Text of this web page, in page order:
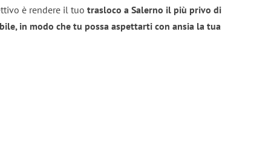
è rendere il tuo trasloco a Salerno il più privo di
in modo che tu possa aspettarti con ansia la tua